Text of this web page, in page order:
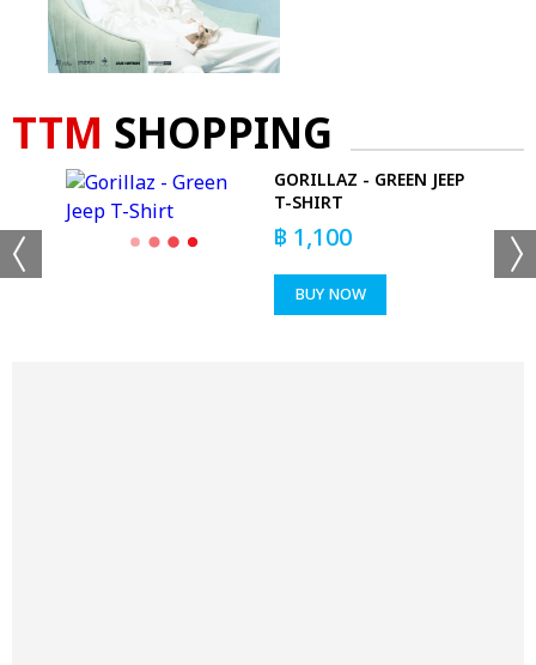
TTM SHOPPING
GORILLAZ - GREEN JEEP
T-SHIRT
฿ 1,100
BUY NOW